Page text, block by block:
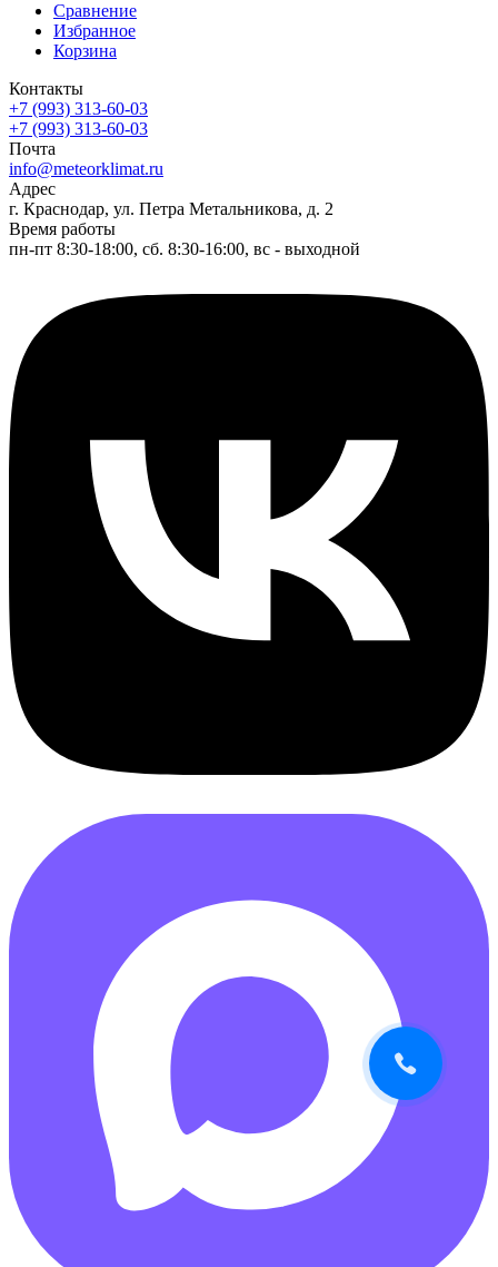
Сравнение
Избранное
Корзина
Контакты
+7 (993) 313-60-03
+7 (993) 313-60-03
Почта
info@meteorklimat.ru
Адрес
г. Краснодар, ул. Петра Метальникова, д. 2
Время работы
пн-пт 8:30-18:00, сб. 8:30-16:00, вс - выходной